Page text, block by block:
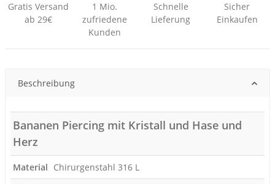
Gratis Versand
ab 29€
1 Mio.
zufriedene
Kunden
Schnelle
Lieferung
Sicher
Einkaufen
Beschreibung
Bananen Piercing mit Kristall und Hase und
Herz
Material Chirurgenstahl 316 L